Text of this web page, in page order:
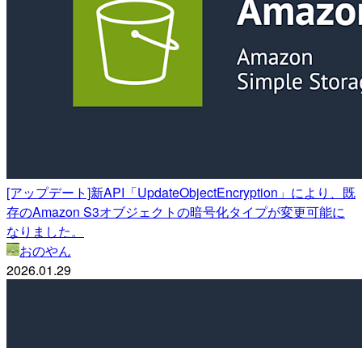
[アップデート]新API「UpdateObjectEncryption」により、既
存のAmazon S3オブジェクトの暗号化タイプが変更可能に
なりました。
おのやん
2026.01.29